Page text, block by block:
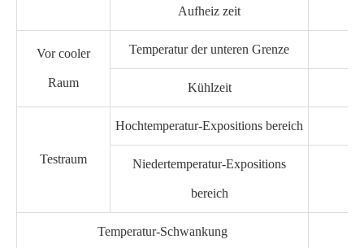
Aufheiz zeit
Vor cooler
Raum
Temperatur der unteren Grenze
Kühlzeit
Testraum
Hochtemperatur-Expositions bereich
Niedertemperatur-Expositions
bereich
Temperatur-Schwankung